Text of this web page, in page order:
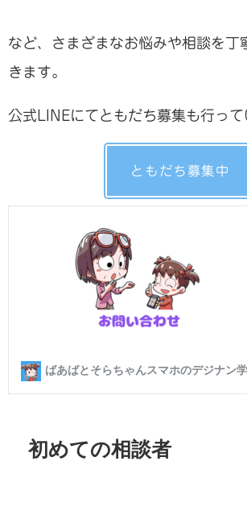
など、さまざまなお悩みや相談を丁
きます。
公式LINEにてともだち募集も行って
ともだち募集中
初めての相談者